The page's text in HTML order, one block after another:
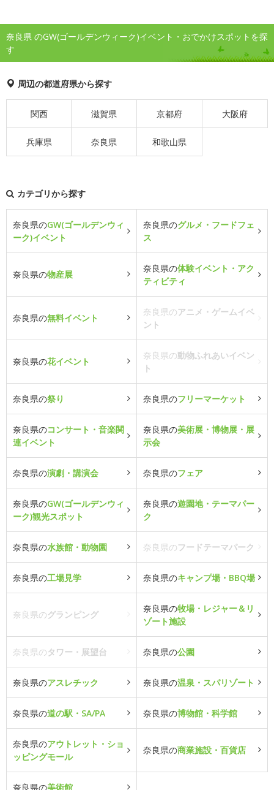
奈良県 のGW(ゴールデンウィーク)イベント・おでかけスポットを探
す
周辺の都道府県から探す
関西 滋賀県 京都府 大阪府
兵庫県 奈良県 和歌山県
カテゴリから探す
奈良県のGW(ゴールデンウィ
ーク)イベント
奈良県のグルメ・フードフェ
ス
奈良県の物産展
奈良県の体験イベント・アク
ティビティ
奈良県の無料イベント
奈良県のアニメ・ゲームイベ
ント
奈良県の花イベント
奈良県の動物ふれあいイベン
ト
奈良県の祭り 奈良県のフリーマーケット
奈良県のコンサート・音楽関
連イベント
奈良県の美術展・博物展・展
示会
奈良県の演劇・講演会 奈良県のフェア
奈良県のGW(ゴールデンウィ
ーク)観光スポット
奈良県の遊園地・テーマパー
ク
奈良県の水族館・動物園 奈良県のフードテーマパーク
奈良県の工場見学 奈良県のキャンプ場・BBQ場
奈良県のグランピング
奈良県の牧場・レジャー＆リ
ゾート施設
奈良県のタワー・展望台 奈良県の公園
奈良県のアスレチック 奈良県の温泉・スパリゾート
奈良県の道の駅・SA/PA 奈良県の博物館・科学館
奈良県のアウトレット・ショ
ッピングモール
奈良県の商業施設・百貨店
奈良県の美術館